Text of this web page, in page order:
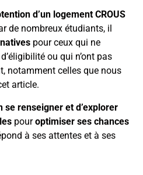
d’un logement CROUS
de nombreux étudiants, il
pour ceux qui ne
ou qui n’ont pas
notamment celles que nous
article.
se renseigner et d’explorer
pouroptimiser ses chances
à ses attentes et à ses